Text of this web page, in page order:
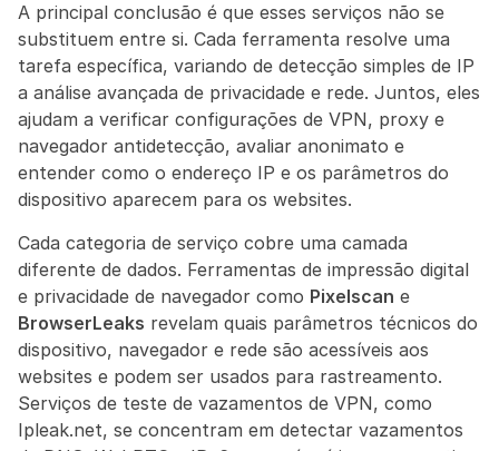
A principal conclusão é que esses serviços não se
substituem entre si. Cada ferramenta resolve uma
tarefa específica, variando de detecção simples de IP
a análise avançada de privacidade e rede. Juntos, eles
ajudam a verificar configurações de VPN, proxy e
navegador antidetecção, avaliar anonimato e
entender como o endereço IP e os parâmetros do
dispositivo aparecem para os websites.
Cada categoria de serviço cobre uma camada
diferente de dados. Ferramentas de impressão digital
e privacidade de navegador como Pixelscan
BrowserLeaks revelam quais parâmetros técnicos do
dispositivo, navegador e rede são acessíveis aos
websites e podem ser usados para rastreamento.
Serviços de teste de vazamentos de VPN, como
Ipleak.net, se concentram em detectar vazamentos